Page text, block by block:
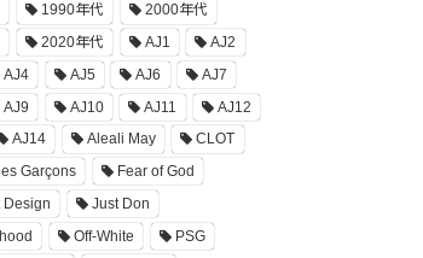
1990年代
2000年代
2020年代 AJ1
AJ2
AJ4 AJ5 AJ6
AJ7
AJ9 AJ10 AJ11
AJ12
AJ14 Aleali May
CLOT
Garçons
Fear of God
Design
Just Don
Off-White
PSG